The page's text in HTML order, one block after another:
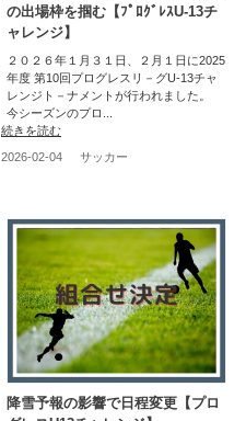
の出場枠を掴む【ﾌﾟﾛｸﾞﾚｽU-13チ
ャレンジ】
２０２６年１月３１日、２月１日に2025
年度 第10回プログレスリ－グU-13チャ
レンジト－ナメントが行われました。
今シーズンのプロ...
続きを読む
2026-02-04
サッカー
降雪予報の影響で日程変更【プロ